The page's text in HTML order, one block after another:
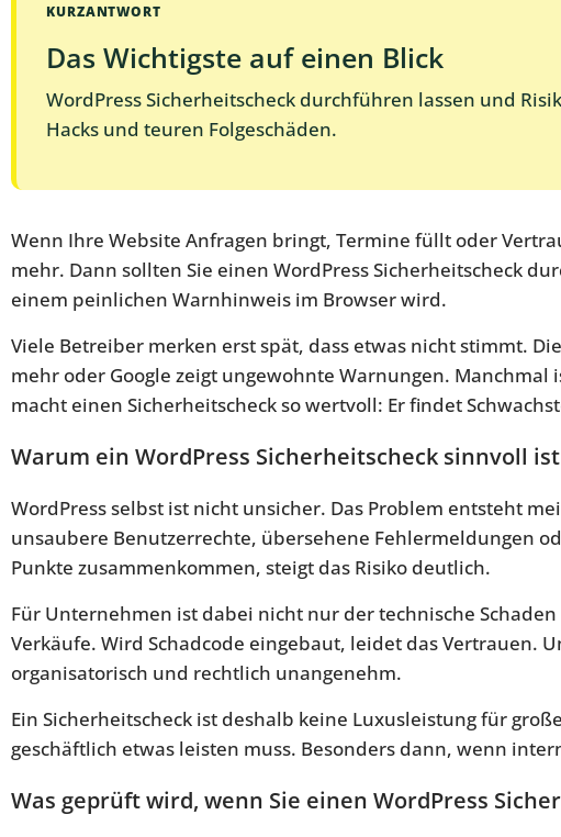
KURZANTWORT
Das Wichtigste auf einen Blick
WordPress Sicherheitscheck durchführen lassen und
Hacks und teuren Folgeschäden.
Wenn Ihre Website Anfragen bringt, Termine füllt oder
mehr. Dann sollten Sie einen WordPress Sicherheitscheck
einem peinlichen Warnhinweis im Browser wird.
Viele Betreiber merken erst spät, dass etwas nicht stimmt.
mehr oder Google zeigt ungewohnte Warnungen.
macht einen Sicherheitscheck so wertvoll: Er findet
Warum ein WordPress Sicherheitscheck sinnvoll ist
WordPress selbst ist nicht unsicher. Das Problem entsteht
unsaubere Benutzerrechte, übersehene Fehlermeldungen
Punkte zusammenkommen, steigt das Risiko deutlich.
Für Unternehmen ist dabei nicht nur der technische
Verkäufe. Wird Schadcode eingebaut, leidet das Vertrauen.
organisatorisch und rechtlich unangenehm.
Ein Sicherheitscheck ist deshalb keine Luxusleistung für
geschäftlich etwas leisten muss. Besonders dann, wenn
Was geprüft wird, wenn Sie einen WordPress